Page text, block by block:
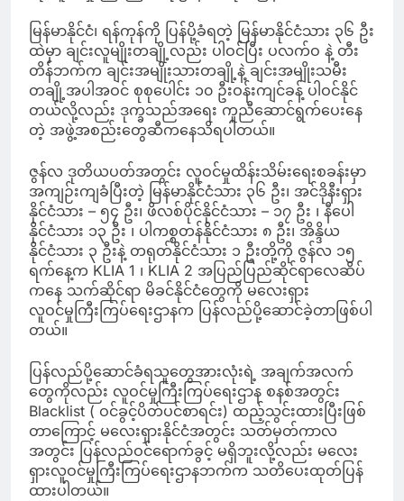
မြန်မာနိုင်ငံ၊ ရန်ကုန်ကို ပြန်ပို့ခံရတဲ့ မြန်မာနိုင်ငံသား ၃၆ ဦး
ထဲမှာ ချင်းလူမျိုးတချို့လည်း ပါဝင်ပြီး ပလက်ဝ နဲ့ တီး
တိန်ဘက်က ချင်းအမျိုးသားတချို့နဲ့ ချင်းအမျိုးသမီး
တချို့အပါအဝင် စုစုပေါင်း ၁၀ ဦးဝန်းကျင်ခန့် ပါဝင်နိုင်
တယ်လို့လည်း ဒုက္ခသည်အရေး ကူညီဆောင်ရွက်ပေးနေ
တဲ့ အဖွဲ့အစည်းတွေဆီကနေသိရပါတယ်။
ဇွန်လ ဒုတိယပတ်အတွင်း လူဝင်မှုထိန်းသိမ်းရေးစခန်းမှာ
အကျဉ်းကျခံပြီးတဲ့ မြန်မာနိုင်ငံသား ၃၆ ဦး၊ အင်ဒိုနီးရှား
နိုင်ငံသား – ၅၄ ဦး၊ ဖိလစ်ပိုင်နိုင်ငံသား – ၁၇ ဦး ၊ နီပေါ
နိုင်ငံသား ၁၃ ဦး ၊ ပါကစ္စတန်နိုင်ငံသား ၈ ဦး၊ အိန္ဒိယ
နိုင်ငံသား ၃ ဦးနဲ့ တရုတ်နိုင်ငံသား ၁ ဦးတို့ကို ဇွန်လ ၁၅
ရက်နေ့က KLIA 1 ၊ KLIA 2 အပြည်ပြည်ဆိုင်ရာလေဆိပ်
ကနေ သက်ဆိုင်ရာ မိခင်နိုင်ငံတွေကို မလေးရှား
လူဝင်မှုကြီးကြပ်ရေးဌာနက ပြန်လည်ပို့ဆောင်ခဲ့တာဖြစ်ပါ
တယ်။
ပြန်လည်ပို့ဆောင်ခံရသူတွေအားလုံးရဲ့ အချက်အလက်
တွေကိုလည်း လူဝင်မှုကြီးကြပ်ရေးဌာန စနစ်အတွင်း
Blacklist ( ဝင်ခွင့်ပိတ်ပင်စာရင်း) ထည့်သွင်းထားပြီးဖြစ်
တာကြောင့် မလေးရှားနိုင်ငံအတွင်း သတ်မှတ်ကာလ
အတွင်း ပြန်လည်ဝင်ရောက်ခွင့် မရှိဘူးလို့လည်း မလေး
ရှားလူဝင်မှုကြီးကြပ်ရေးဌာနဘက်က သတိပေးထုတ်ပြန်
ထားပါတယ်။